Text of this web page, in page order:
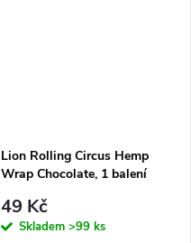
Lion Rolling Circus Hemp
Wrap Chocolate, 1 balení
49 Kč
Skladem >99 ks